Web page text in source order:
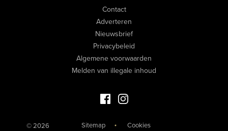
Contact
Adverteren
Nieuwsbrief
Privacybeleid
Algemene voorwaarden
Melden van illegale inhoud
Facebook Luxevastgoed
Instagram Luxevastgoed
© 2026 Sitemap Cookies